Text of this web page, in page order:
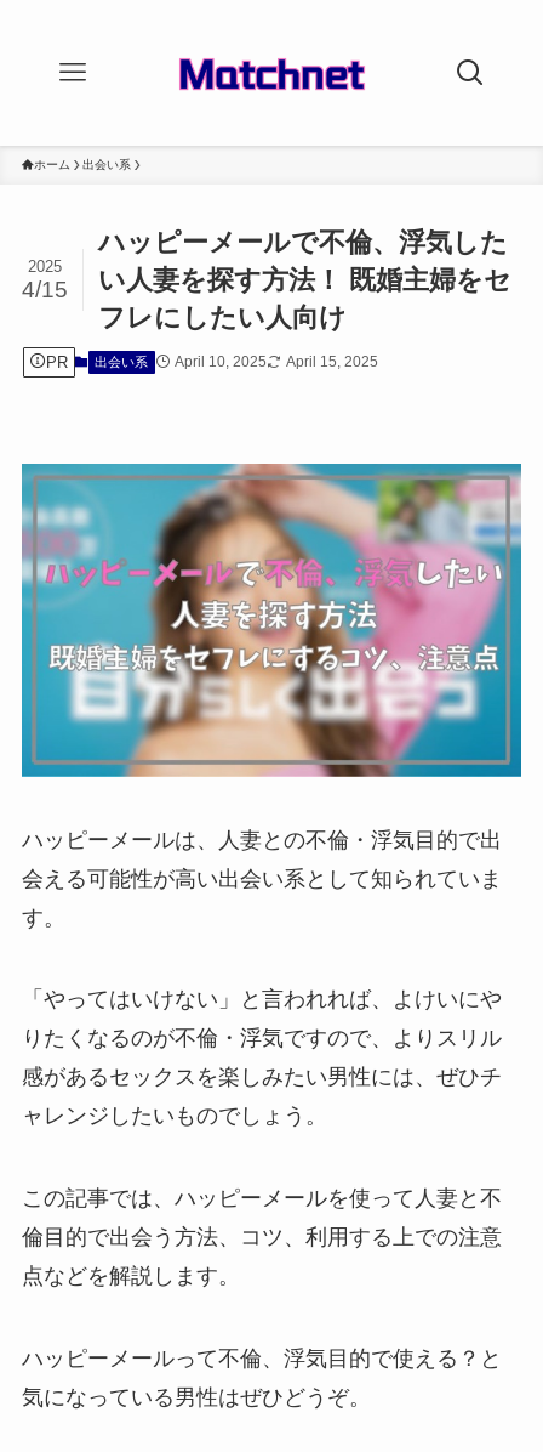
ホーム 出会い系
ハッピーメールで不倫、浮気した
い人妻を探す方法！ 既婚主婦をセ
フレにしたい人向け
2025
4/15
PR 出会い系 April 10, 2025 April 15, 2025
ハッピーメールは、人妻との不倫・浮気目的で出
会える可能性が高い出会い系として知られていま
す。
「やってはいけない」と言われれば、よけいにや
りたくなるのが不倫・浮気ですので、よりスリル
感があるセックスを楽しみたい男性には、ぜひチ
ャレンジしたいものでしょう。
この記事では、 ハッピーメールを使って人妻と不
倫目的で出会う方法、コツ、利用する上での注意
点などを解説します。
ハッピーメールって不倫、浮気目的で使える？と
気になっている男性はぜひどうぞ。